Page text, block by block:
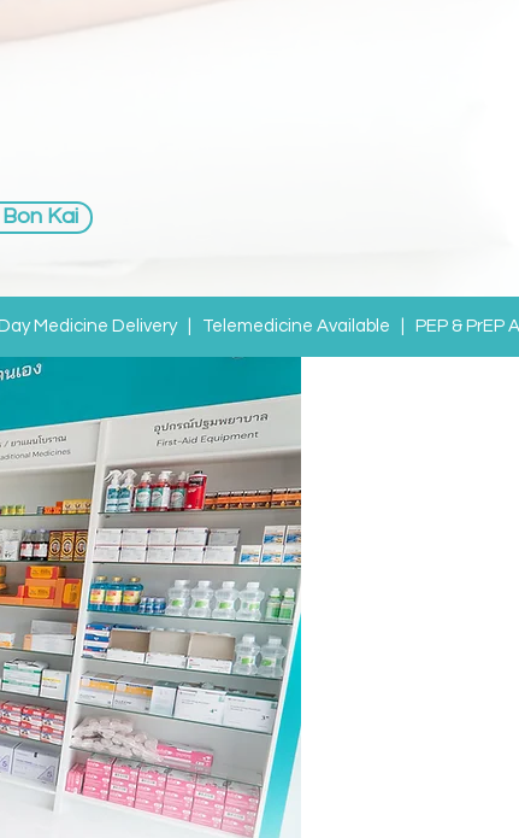
Kai
Medicine Delivery | Telemedicine Available | PEP & PrEP